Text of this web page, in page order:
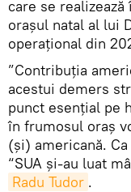
care se
orașul natal al lui
operațional din
”Contribuția
acestui demers
punct esențial pe
în frumosul oraș
(și) americană.
“SUA și-au luat
Radu Tudor .